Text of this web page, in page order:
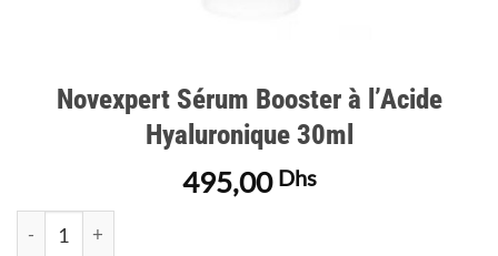
Novexpert Sérum Booster à l’Acide
Hyaluronique 30ml
495,00 Dhs
quantité de Novexpert Sérum Booster à l'Acide Hyaluronique